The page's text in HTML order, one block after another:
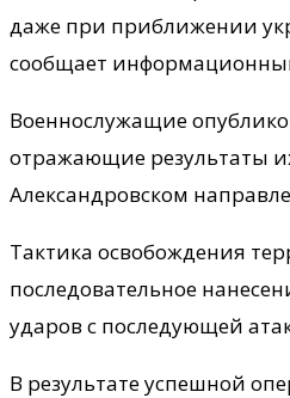
даже при приближении
сообщает
Военнослужащие
отражающие результаты
Александровском
Тактика освобождения
последовательное
ударов с последующей
В результате успешной